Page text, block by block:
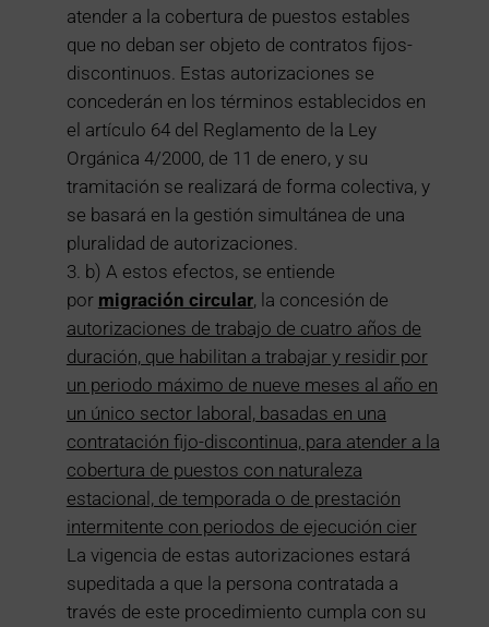
atender a la cobertura de puestos estables
que no deban ser objeto de contratos fijos-
discontinuos. Estas autorizaciones se
concederán en los términos establecidos en
el artículo 64 del Reglamento de la Ley
Orgánica 4/2000, de 11 de enero, y su
tramitación se realizará de forma colectiva, y
se basará en la gestión simultánea de una
pluralidad de autorizaciones.
b) A estos efectos, se entiende
por migración circular, la concesión de
autorizaciones de trabajo de cuatro años de
duración, que habilitan a trabajar y residir por
un periodo máximo de nueve meses al año en
un único sector laboral, basadas en una
contratación fijo-discontinua, para atender a la
cobertura de puestos con naturaleza
estacional, de temporada o de prestación
intermitente con periodos de ejecución cier
La vigencia de estas autorizaciones estará
supeditada a que la persona contratada a
través de este procedimiento cumpla con su